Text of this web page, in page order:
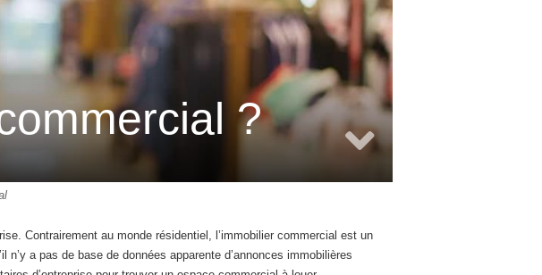
?
Contrairement au monde résidentiel, l’immobilier commercial est un
a pas de base de données apparente d’annonces immobilières